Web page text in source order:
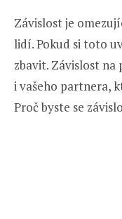
Závislost je
lidí. Pokud si toto
zbavit. Závislost na
i vašeho partnera,
Proč byste se